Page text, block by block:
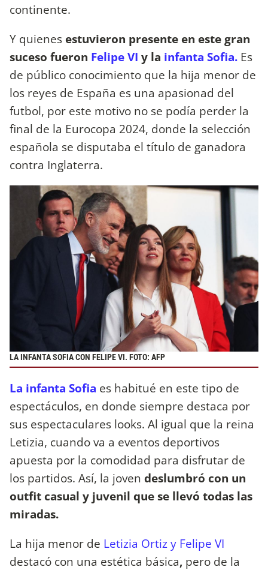
continente.
Y quienes estuvieron presente en este gran
suceso fueron Felipe VI y la infanta Sofia. Es
de público conocimiento que la hija menor de
los reyes de España es una apasionad del
futbol, por este motivo no se podía perder la
final de la Eurocopa 2024, donde la selección
española se disputaba el título de ganadora
contra Inglaterra.
LA INFANTA SOFIA CON FELIPE VI. FOTO: AFP
La infanta Sofia es habitué en este tipo de
espectáculos, en donde siempre destaca por
sus espectaculares looks. Al igual que la reina
Letizia, cuando va a eventos deportivos
apuesta por la comodidad para disfrutar de
los partidos. Así, la joven deslumbró con un
outfit casual y juvenil que se llevó todas las
miradas.
La hija menor de Letizia Ortiz y Felipe VI
destacó con una estética básica, pero de la